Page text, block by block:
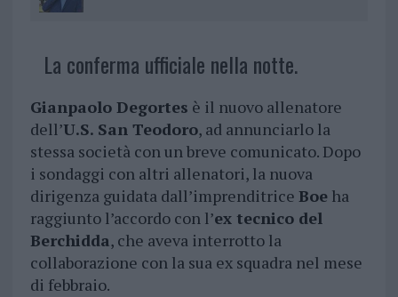
La conferma ufficiale nella notte.
Gianpaolo Degortes è il nuovo allenatore
dell’U.S. San Teodoro, ad annunciarlo la
stessa società con un breve comunicato. Dopo
i sondaggi con altri allenatori, la nuova
dirigenza guidata dall’imprenditrice Boeha
raggiunto l’accordo con l’ex tecnico del
Berchidda, che aveva interrotto la
collaborazione con la sua ex squadra nel mese
di febbraio.